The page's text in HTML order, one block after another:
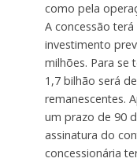
como pela
A concessão
investimento
milhões. Para se
1,7 bilhão será
remanescentes.
um prazo de 90
assinatura do
concessionária